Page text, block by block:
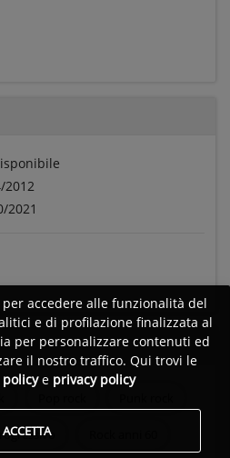
2012
2021
accedere alle funzionalità del
e di profilazione finalizzata al
per personalizzare contenuti ed
il nostro traffico. Qui trovi le
policye privacy policy
ACCETTA